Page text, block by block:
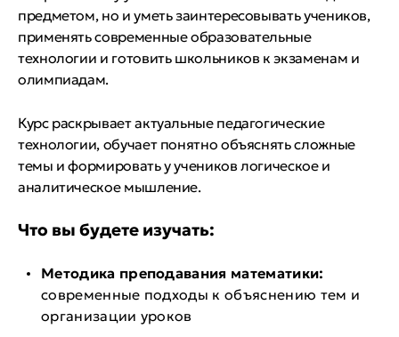
предметом, но и уметь заинтересовывать учеников,
применять современные образовательные
технологии и готовить школьников к экзаменам и
олимпиадам.
Курс раскрывает актуальные педагогические
технологии, обучает понятно объяснять сложные
темы и формировать у учеников логическое и
аналитическое мышление.
Что вы будете изучать:
Методика преподавания математики:
современные подходы к объяснению тем и
организации уроков